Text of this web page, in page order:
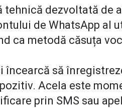
tehnică dezvoltată de
de WhatsApp al
ca metodă căsuța
să
Acela este
prin SMS sau